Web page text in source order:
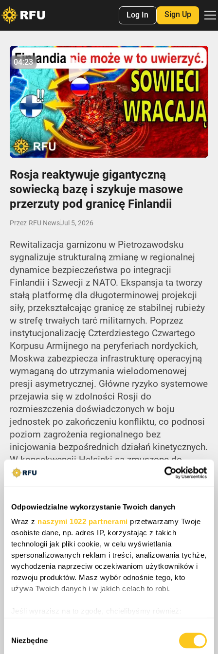
Odpowiedzialne wykorzystanie Twoich danych
Wraz z naszymi 1022 partnerami przetwarzamy Twoje
osobiste dane, np. adres IP, korzystając z takich
technologii jak pliki cookie, w celu wyświetlania
spersonalizowanych reklam i treści, analizowania tychże,
wychodzenia naprzeciw oczekiwaniom użytkowników i
rozwoju produktów. Masz wybór odnośnie tego, kto
używa Twoich danych i w jakich celach to robi.
Jeśli wyrazisz na to zgodę, chcielibyśmy również:
geograficznej z dokładnością nawet do kilku metrów
zgody
Niezbędne
Log In Sign Up
Play
04:22
Mute Settings
Enter
No items found.
04:23
Rosja reaktywuje gigantyczną
sowiecką bazę i szykuje masowe
przerzuty pod granicę Finlandii
Przez RFU NewsJul 5, 2026
Rewitalizacja garnizonu w Pietrozawodsku
sygnalizuje strukturalną zmianę w regionalnej
dynamice bezpieczeństwa po integracji
Finlandii i Szwecji z NATO. Ekspansja ta tworzy
stałą platformę dla długoterminowej projekcji
siły, przekształcając granicę ze stabilnej rubieży
w strefę trwałych tarć militarnych. Poprzez
instytucjonalizację Czterdziestego Czwartego
Korpusu Armijnego na peryferiach nordyckich,
Moskwa zabezpiecza infrastrukturę operacyjną
wymaganą do utrzymania wielodomenowej
presji asymetrycznej. Główne ryzyko systemowe
przejawia się w zdolności Rosji do
rozmieszczenia doświadczonych w boju
jednostek po zakończeniu konfliktu, co podnosi
poziom zagrożenia regionalnego bez
inicjowania bezpośrednich działań kinetycznych.
W konsekwencji Helsinki są zmuszone do
przyjęcia postawy defensywnej,
sojusznikami. Ta remilitaryzacja ostatecznie
instytucjonalizuje trwały stan strategicznej
podatności na zagrożenia, wskrzeszając
środowisko bezpieczeństwa przypominające
paradygmaty powstrzymywania z epoki zimnej
wojny.
Share